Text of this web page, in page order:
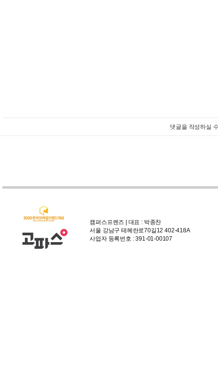
댓글을 작성하실
캠퍼스프렌즈 | 대표 : 박종찬
서울 강남구 테헤란로70길12 402-418A
사업자 등록번호 : 391-01-00107